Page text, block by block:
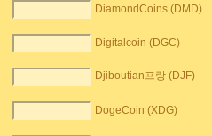
DiamondCoins (DMD)
Digitalcoin (DGC)
Djiboutian프랑 (DJF)
DogeCoin (XDG)